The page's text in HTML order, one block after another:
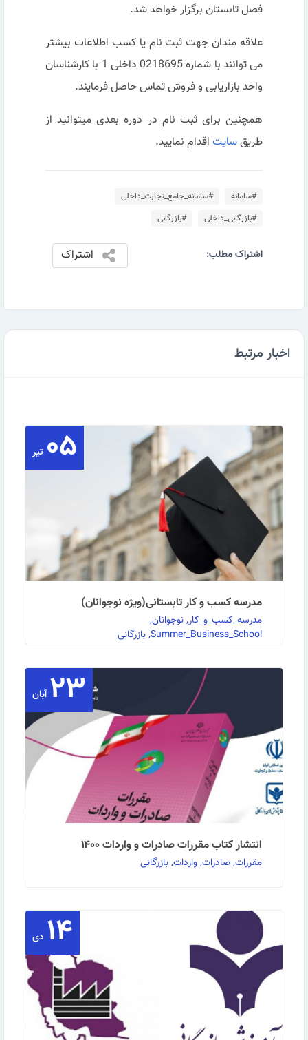
فصل تابستان برگزار خواهد شد.
علاقه مندان جهت ثبت نام یا کسب اطلاعات بیشتر
می توانند با شماره 0218695 داخلی 1 با کارشناسان
واحد بازاریابی و فروش تماس حاصل فرمایند.
همچنین برای ثبت نام در دوره بعدی میتوانید از
طریقسایت اقدام نمایید.
#سامانه
#سامانه_جامع_تجارت_داخلی
#بازرگانی_داخلی
#بازرگانی
اشتراک مطلب: اشتراک
اخبار مرتبط
۰۵ تیر
مدرسه کسب و کار تابستانی(ویژه نوجوانان)
مدرسه_کسب_و_کار, نوجوانان,
Summer_Business_School, بازرگانی
به گزارش روابط عمومی مرکز آموزش بازرگانی، این مرکز
دوره مدرسه کسب و کار تابستانی(ویژه نوجوانان) را …
ادامه مطلب
۲۳ آبان
انتشار کتاب مقررات صادرات و واردات ۱۴۰۰
مقررات, صادرات, واردات, بازرگانی
کتاب مقررات صادرات و واردات سال ۱۴۰۰ منتشر شد.
جهت خریدحضوری به آدرس‌های مندرج بر روی پوستر …
ادامه مطلب
۱۴ دی